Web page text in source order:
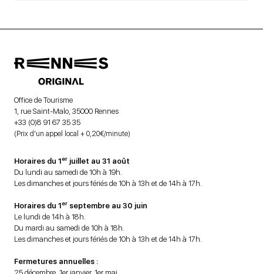
Office de Tourisme
1, rue Saint-Malo, 35000 Rennes
+33 (0)8 91 67 35 35
(Prix d’un appel local + 0,20€/minute)
Horaires du 1er juillet au 31 août
Du lundi au samedi de 10h à 19h.
Les dimanches et jours fériés de 10h à 13h et de 14h à 17h.
Horaires du 1er septembre au 30 juin
Le lundi de 14h à 18h.
Du mardi au samedi de 10h à 18h.
Les dimanches et jours fériés de 10h à 13h et de 14h à 17h.
Fermetures annuelles :